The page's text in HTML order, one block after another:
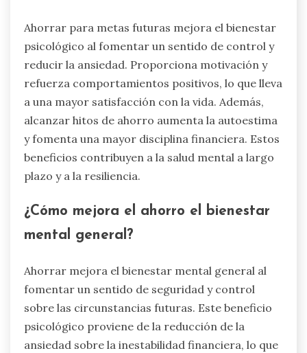
Ahorrar para metas futuras mejora el bienestar
psicológico al fomentar un sentido de control y
reducir la ansiedad. Proporciona motivación y
refuerza comportamientos positivos, lo que lleva
a una mayor satisfacción con la vida. Además,
alcanzar hitos de ahorro aumenta la autoestima
y fomenta una mayor disciplina financiera. Estos
beneficios contribuyen a la salud mental a largo
plazo y a la resiliencia.
¿Cómo mejora el ahorro el bienestar
mental general?
Ahorrar mejora el bienestar mental general al
fomentar un sentido de seguridad y control
sobre las circunstancias futuras. Este beneficio
psicológico proviene de la reducción de la
ansiedad sobre la inestabilidad financiera, lo que